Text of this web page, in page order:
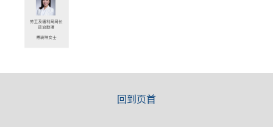
回到页首